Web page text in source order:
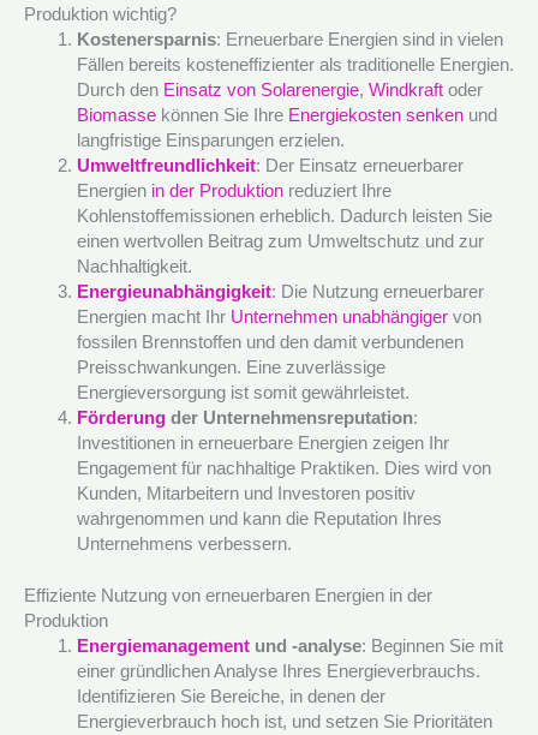
Produktion wichtig?
Kostenersparnis: Erneuerbare Energien sind in vielen
Fällen bereits kosteneffizienter als traditionelle Energien.
Durch den Einsatz von Solarenergie, Windkraftoder
Biomassekönnen Sie Ihre Energiekosten senkenund
langfristige Einsparungen erzielen.
Umweltfreundlichkeit: Der Einsatz erneuerbarer
Energien in der Produktionreduziert Ihre
Kohlenstoffemissionen erheblich. Dadurch leisten Sie
einen wertvollen Beitrag zum Umweltschutz und zur
Nachhaltigkeit.
Energieunabhängigkeit: Die Nutzung erneuerbarer
Energien macht Ihr Unternehmen unabhängigervon
fossilen Brennstoffen und den damit verbundenen
Preisschwankungen. Eine zuverlässige
Energieversorgung ist somit gewährleistet.
Förderungder Unternehmensreputation:
Investitionen in erneuerbare Energien zeigen Ihr
Engagement für nachhaltige Praktiken. Dies wird von
Kunden, Mitarbeitern und Investoren positiv
wahrgenommen und kann die Reputation Ihres
Unternehmens verbessern.
Effiziente Nutzung von erneuerbaren Energien in der
Produktion
Energiemanagementund -analyse: Beginnen Sie mit
einer gründlichen Analyse Ihres Energieverbrauchs.
Identifizieren Sie Bereiche, in denen der
Energieverbrauch hoch ist, und setzen Sie Prioritäten